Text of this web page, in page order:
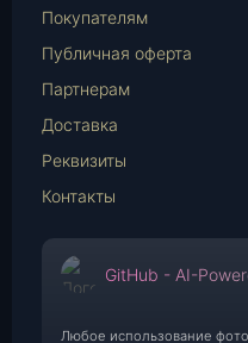
Mail
Покупателям
Публичная оферта
Партнерам
Доставка
Реквизиты
Контакты
GitHub - AI-
Любое использование